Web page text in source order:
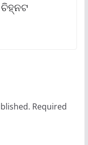
Required